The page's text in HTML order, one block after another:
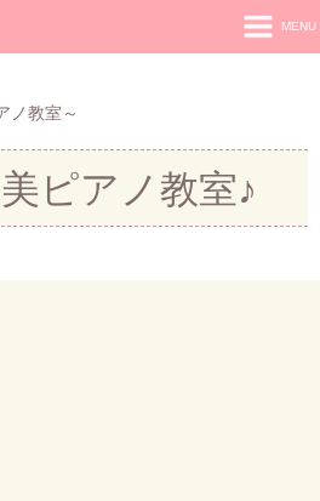
ノ教室～
ピアノ教室♪
MENU